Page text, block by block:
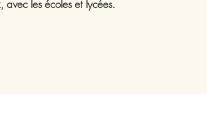
avec les écoles et lycées.